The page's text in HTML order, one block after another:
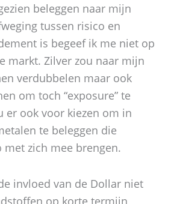
beleggen naar mijn
tussen risico en
is begeef ik me niet op
markt. Zilver zou naar mijn
verdubbelen maar ook
om toch “exposure” te
er ook voor kiezen om in
te beleggen die
zich mee brengen.
invloed van de Dollar niet
op korte termijn,